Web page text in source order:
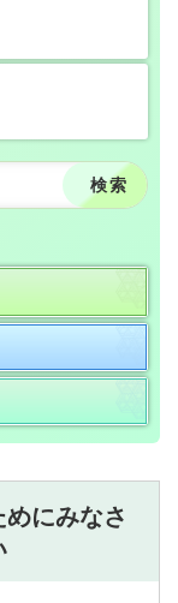
にみなさ